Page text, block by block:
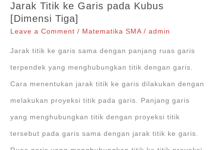
Bidang
pada
Dimensi
Tiga
(R3)
Jarak Titik ke Garis pada Kubus
[Dimensi Tiga]
Leave a Comment / Matematika SMA/admin
Jarak titik ke garis sama dengan panjang ruas garis
terpendek yang menghubungkan titik dengan garis.
Cara menentukan jarak titik ke garis dilakukan dengan
melakukan proyeksi titik pada garis. Panjang garis
yang menghubungkan titik dengan proyeksi titik
tersebut pada garis sama dengan jarak titik ke garis.